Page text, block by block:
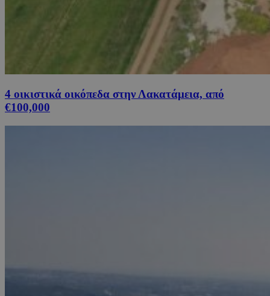
4 οικιστικά οικόπεδα στην Λακατάμεια, από
€100,000